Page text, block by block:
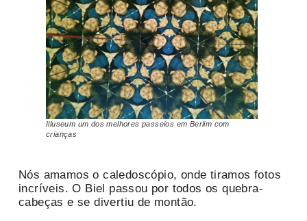
Illuseum um dos melhores passeios em Berlim com
crianças
Nós amamos o caledoscópio, onde tiramos fotos
incríveis. O Biel passou por todos os quebra-
cabeças e se divertiu de montão.